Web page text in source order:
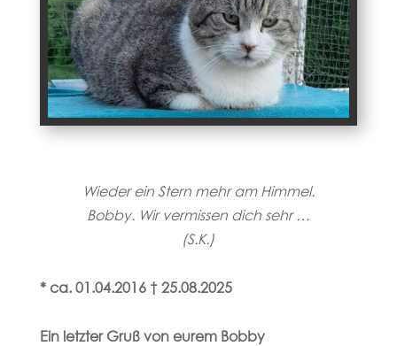
Wieder ein Stern mehr am Himmel.
Bobby. Wir vermissen dich sehr …
(S.K.)
* ca. 01.04.2016 † 25.08.2025
Ein letzter Gruß von eurem Bobby